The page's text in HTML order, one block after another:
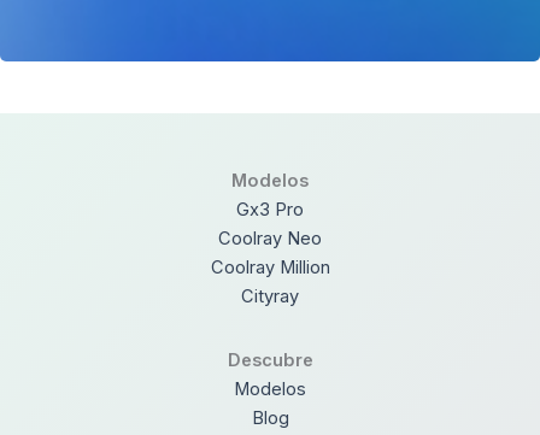
Modelos
Gx3 Pro
Coolray Neo
Coolray Million
Cityray
Descubre
Modelos
Blog